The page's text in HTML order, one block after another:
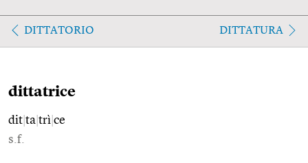
DITTATORIO DITTATURA
dittatrice
dit ta trì ce
s.f.